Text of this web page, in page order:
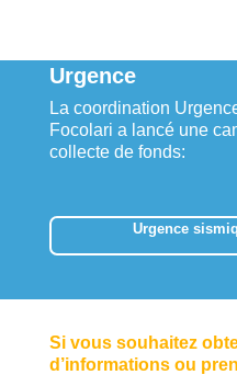
Urgence
La coordination
Focolari a lancé une
collecte de fonds:
Urgence
Si vous souhaitez
d’informations ou